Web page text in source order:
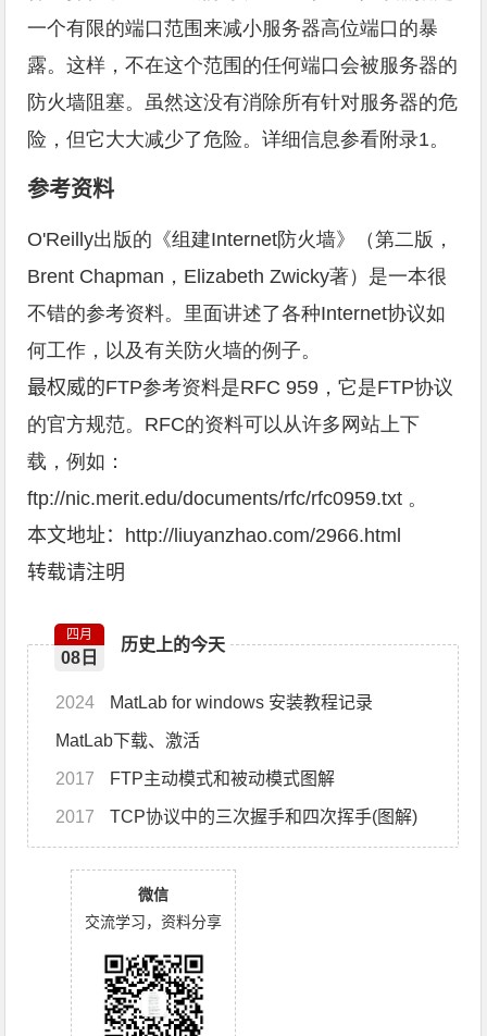
一个有限的端口范围来减小服务器高位端口的暴
露。这样，不在这个范围的任何端口会被服务器的
防火墙阻塞。虽然这没有消除所有针对服务器的危
险，但它大大减少了危险。详细信息参看附录1。
参考资料
O'Reilly出版的《组建Internet防火墙》（第二版，
Brent Chapman，Elizabeth Zwicky著）是一本很
不错的参考资料。里面讲述了各种Internet协议如
何工作，以及有关防火墙的例子。
最权威的FTP参考资料是RFC 959，它是FTP协议
的官方规范。RFC的资料可以从许多网站上下
载，例如：
ftp://nic.merit.edu/documents/rfc/rfc0959.txt 。
本文地址： http://liuyanzhao.com/2966.html
转载请注明
历史上的今天
四月
08日
2024
MatLab下载、激活
2017 FTP主动模式和被动模式图解
2017 TCP协议中的三次握手和四次挥手(图解)
微信
交流学习，资料分享